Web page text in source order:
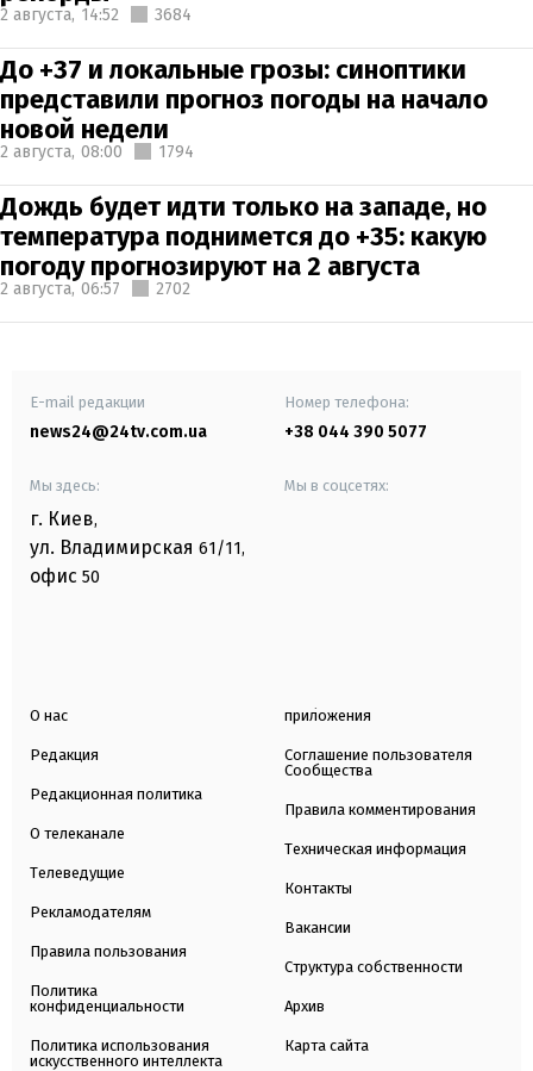
2 августа, 14:52 3684
До +37 и локальные грозы: синоптики
представили прогноз погоды на начало
новой недели
2 августа, 08:00 1794
Дождь будет идти только на западе, но
температура поднимется до +35: какую
погоду прогнозируют на 2 августа
2 августа, 06:57 2702
E-mail редакции
news24@24tv.com.ua
Номер телефона:
+38 044 390 5077
Мы здесь:
г. Киев,
ул. Владимирская 61/11,
офис 50
Мы в соцсетях:
О нас
Редакция
Редакционная политика
О телеканале
Телеведущие
Рекламодателям
Правила пользования
Политика
конфиденциальности
Политика использования
искусственного интеллекта
приложения
Соглашение пользователя
Сообщества
Правила комментирования
Техническая информация
Контакты
Вакансии
Структура собственности
Архив
Карта сайта